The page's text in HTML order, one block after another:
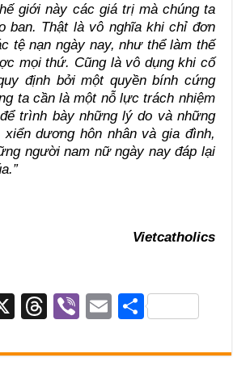
giới này các giá trị mà chúng ta
ban. Thật là vô nghĩa khi chỉ đơn
tệ nạn ngày nay, như thể làm thế
mọi thứ. Cũng là vô dụng khi cố
định bởi một quyền bính cứng
ta cần là một nỗ lực trách nhiệm
trình bày những lý do và những
dương hôn nhân và gia đình,
người nam nữ ngày nay đáp lại
Vietcatholics
X
T
e
Vi
er
E
ail
S
ar